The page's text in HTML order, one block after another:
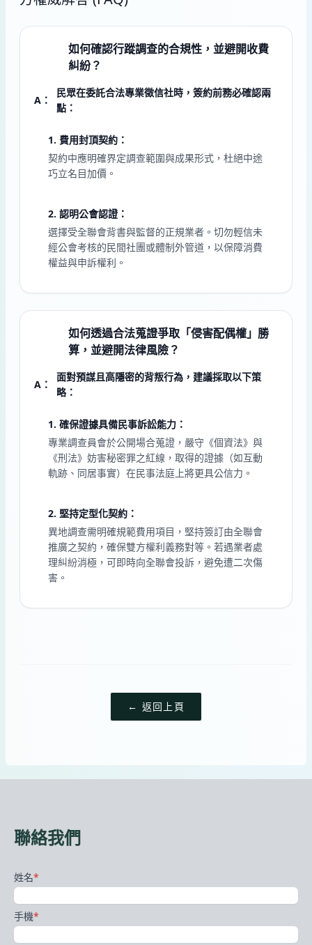
如何確認行蹤調查的合規性，並避開收費
糾紛？
A：
民眾在委託合法專業徵信社時，簽約前務必確認兩
點：
1. 費用封頂契約：
契約中應明確界定調查範圍與成果形式，杜絕中途
巧立名目加價。
2. 認明公會認證：
選擇受全聯會背書與監督的正規業者。切勿輕信未
經公會考核的民間社團或體制外管道，以保障消費
權益與申訴權利。
如何透過合法蒐證爭取「侵害配偶權」勝
算，並避開法律風險？
A：
面對預謀且高隱密的背叛行為，建議採取以下策
略：
1. 確保證據具備民事訴訟能力：
專業調查員會於公開場合蒐證，嚴守《個資法》與
《刑法》妨害秘密罪之紅線，取得的證據（如互動
軌跡、同居事實）在民事法庭上將更具公信力。
2. 堅持定型化契約：
異地調查需明確規範費用項目，堅持簽訂由全聯會
推廣之契約，確保雙方權利義務對等。若遇業者處
理糾紛消極，可即時向全聯會投訴，避免遭二次傷
害。
← 返回上頁
聯絡我們
姓名*
手機*